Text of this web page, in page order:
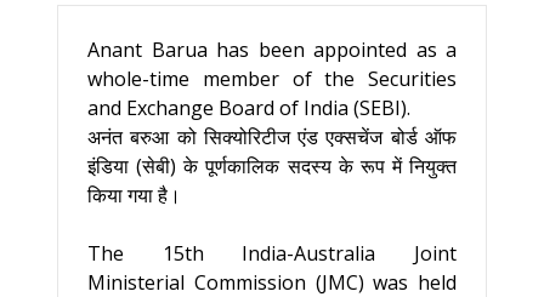
Anant Barua has been appointed as a
whole-time member of the Securities
and Exchange Board of India (SEBI).
अनंत बरुआ को सिक्योरिटीज एंड एक्सचेंज बोर्ड ऑफ
इंडिया (सेबी) के पूर्णकालिक सदस्य के रूप में नियुक्त
किया गया है।
The 15th India-Australia Joint
Ministerial Commission (JMC) was held